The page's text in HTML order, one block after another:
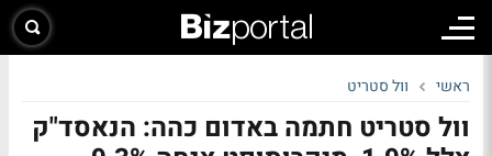
ראשי וול סטריט
וול סטריט חתמה באדום כהה: הנאסד"ק